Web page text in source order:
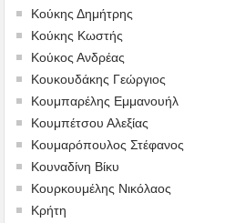
Κούκης Δημήτρης
Κούκης Κωστής
Κούκος Ανδρέας
Κουκουδάκης Γεώργιος
Κουμπαρέλης Εμμανουήλ
Κουμπέτσου Αλεξίας
Κουμαρόπουλος Στέφανος
Κουναδίνη Βίκυ
Κουρκουμέλης Νικόλαος
Κρήτη